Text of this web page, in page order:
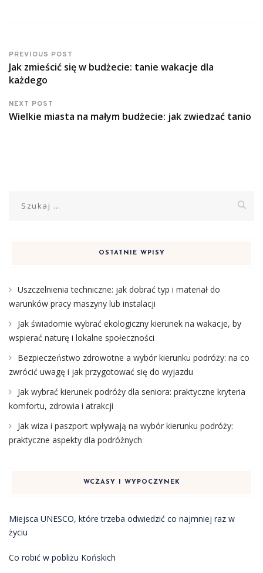
PREVIOUS POST
Jak zmieścić się w budżecie: tanie wakacje dla
każdego
NEXT POST
Wielkie miasta na małym budżecie: jak zwiedzać tanio
OSTATNIE WPISY
Uszczelnienia techniczne: jak dobrać typ i materiał do
warunków pracy maszyny lub instalacji
Jak świadomie wybrać ekologiczny kierunek na wakacje, by
wspierać naturę i lokalne społeczności
Bezpieczeństwo zdrowotne a wybór kierunku podróży: na co
zwrócić uwagę i jak przygotować się do wyjazdu
Jak wybrać kierunek podróży dla seniora: praktyczne kryteria
komfortu, zdrowia i atrakcji
Jak wiza i paszport wpływają na wybór kierunku podróży:
praktyczne aspekty dla podróżnych
WCZASY I WYPOCZYNEK
Miejsca UNESCO, które trzeba odwiedzić co najmniej raz w
życiu
Co robić w pobliżu Końskich